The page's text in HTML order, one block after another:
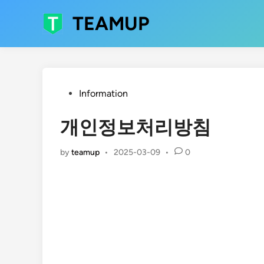
TEAMUP
PostedInformation
개인정보처리방침
byteamup • 2025-03-09 • 0